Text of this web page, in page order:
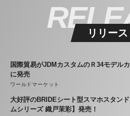
リリース
国際貿易がJDMカスタムのＲ34モデル
に発売
ワールドマーケット
大好評のBRIDEシート型スマホスタン
ムシリーズ 織戸茉彩】発売！